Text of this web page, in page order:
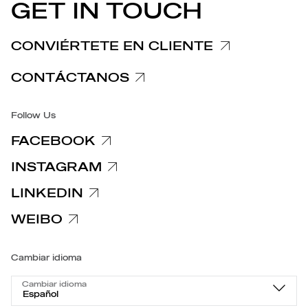
Nota informativa Reclamaciones
Accesibilidad
COMUNICADOS DE PRENSA
GET IN TOUCH
CONVIÉRTETE EN CLIENTE
CONTÁCTANOS
Follow Us
FACEBOOK
INSTAGRAM
LINKEDIN
WEIBO
Cambiar idioma
Cambiar idioma
Español